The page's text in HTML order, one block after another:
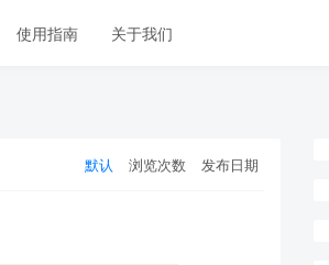
使用指南 关于我们
默认 浏览次数 发布日期